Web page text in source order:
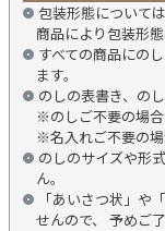
包装形態について
商品により包装形態
すべての商品にの
ます。
のしの表書き、の
※のしご不要の場合
※名入れご不要の場
のしのサイズや形
ん。
「あいさつ状」や
せんので、 予めご